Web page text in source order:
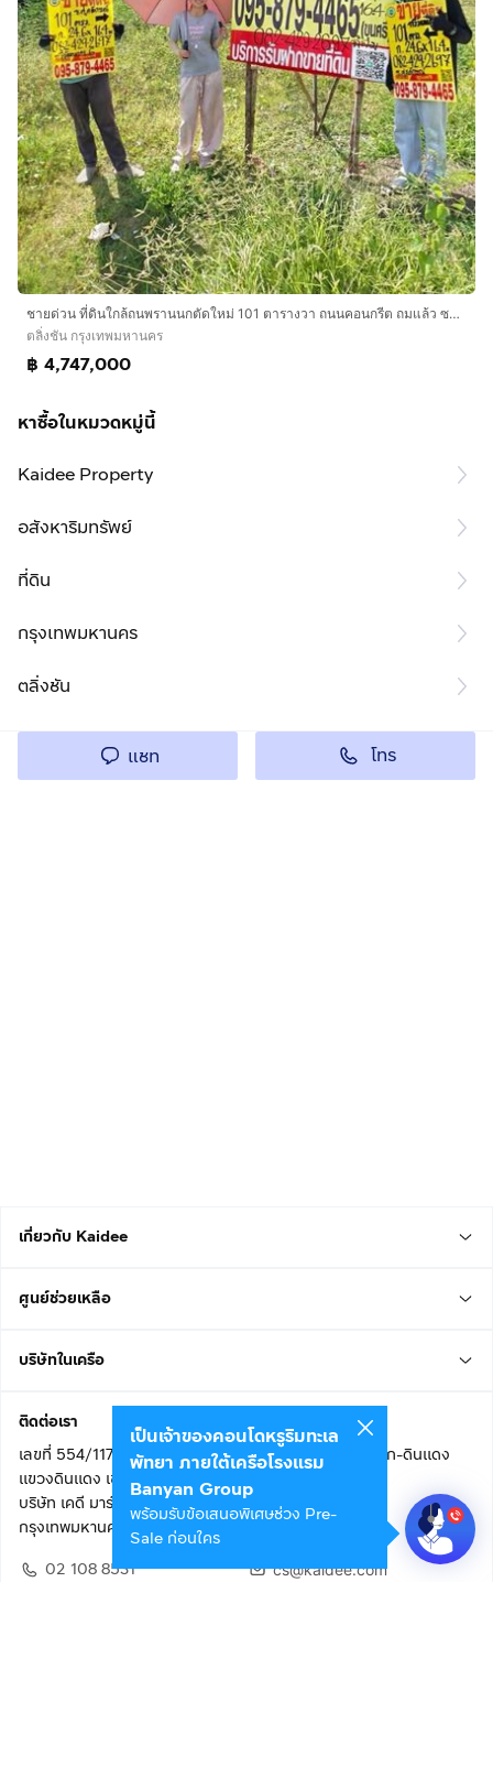
ชายด่วน ที่ดินใกล้ถนพรานนกตัดใหม่ 101 ตารางวา ถนนคอนกรีต ถมแล้ว ซอย ทวีวัฒนา-กาญจนาภิเษก 6 (ซอยศุภลักษณ์) ตลิ่งชัน กทม.
ตลิ่งชัน กรุงเทพมหานคร
฿ 4,747,000
หาซื้อในหมวดหมู่นี้
Kaidee Property
อสังหาริมทรัพย์
ที่ดิน
กรุงเทพมหานคร
ตลิ่งชัน
แชท โทร
เกี่ยวกับ Kaidee
ศูนย์ช่วยเหลือ
บริษัทในเครือ
ติดต่อเรา
เลขที่ 554/117 อาคารสกายไนน์ เซ็นเตอร์ ชั้น 22 ถนนอโศก-ดินแดง
แขวงดินแดง เขตดินแดง
บริษัท เคดี มาร์เก็ตเพลส จำกัด (สำนักงานใหญ่)
กรุงเทพมหานคร 10400
02 108 8531
cs@kaidee.com
เป็นเจ้าของคอนโดหรูริมทะเล
พัทยา ภายใต้เครือโรงแรม
Banyan Group
พร้อมรับข้อเสนอพิเศษช่วง Pre-
Sale ก่อนใคร